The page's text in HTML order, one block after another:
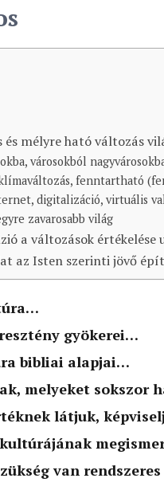
és mélyre ható változás
városokból
fenn­tartható
digitali­zá­ció, virtuális
zavarosabb világ
a változások értékelése
az Isten szerinti jövő
gyökerei…
bibliai alapjai…
melyeket sokszor
látjuk,
van